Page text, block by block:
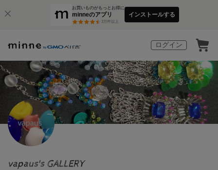
お買いものがもっとお得に
minneのアプリ
3万件以上
インストールする
ログイン
vapaus's GALLERY